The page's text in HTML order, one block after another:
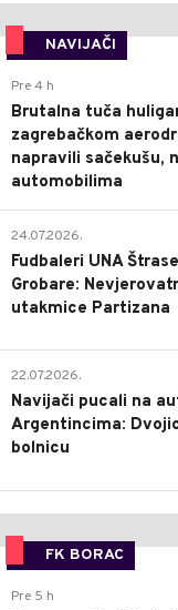
NAVIJAČI
Pre 4 h
Brutalna tuča
zagrebačkom
napravili sačekušu,
automobilima
24.07.2026.
Fudbaleri UNA
Grobare:
utakmice Partizana
22.07.2026.
Navijači pucali na
Argentincima:
bolnicu
FK BORAC
Pre 5 h